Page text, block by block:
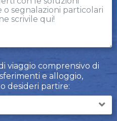
viaggio comprensivo di
e alloggio,
desideri partire: